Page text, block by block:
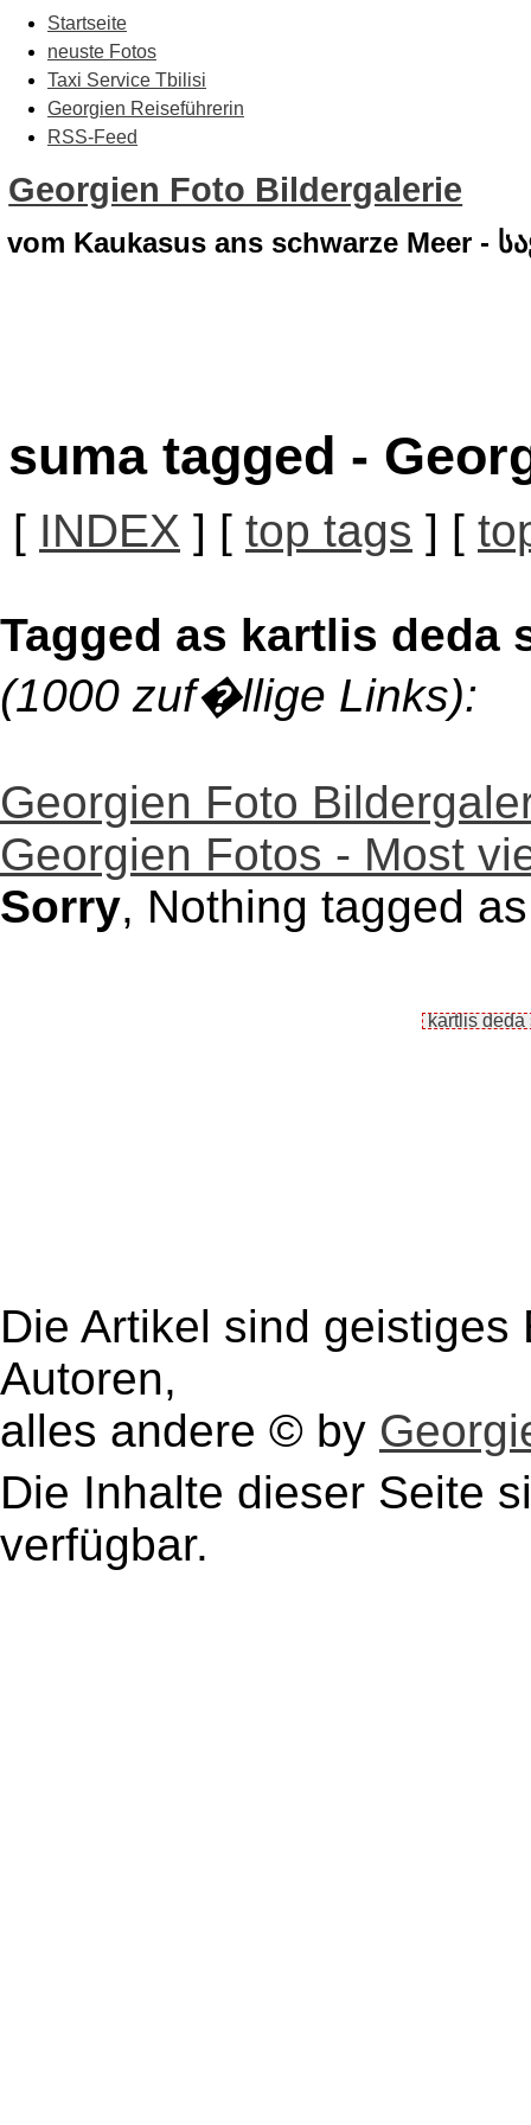
Startseite
neuste Fotos
Taxi Service Tbilisi
Georgien Reiseführerin
RSS-Feed
Georgien Foto Bildergalerie
vom Kaukasus ans schwarze Meer -
suma tagged -
[ INDEX ] [ top tags ] [
Tagged as kartlis deda
(1000 zuf�llige Links):
Georgien Foto
Georgien Fotos - Most
Sorry, Nothing tagged
Die Artikel sind
Autoren,
alles andere © by
Die Inhalte dieser Seite
verfügbar.